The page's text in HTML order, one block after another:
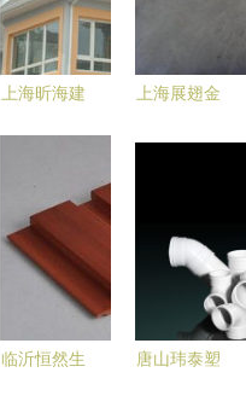
上海昕海建
行业的应用
上海展翅金
全览
临沂恒然生
唐山玮泰塑